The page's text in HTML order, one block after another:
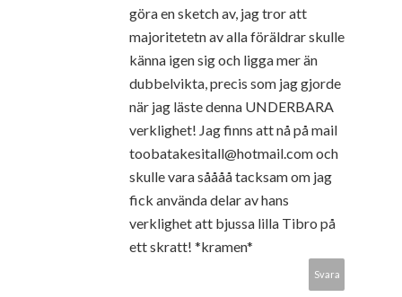
göra en sketch av, jag tror att
majoritetetn av alla föräldrar skulle
känna igen sig och ligga mer än
dubbelvikta, precis som jag gjorde
när jag läste denna UNDERBARA
verklighet! Jag finns att nå på mail
toobatakesitall@hotmail.com och
skulle vara såååå tacksam om jag
fick använda delar av hans
verklighet att bjussa lilla Tibro på
ett skratt! *kramen*
Svara